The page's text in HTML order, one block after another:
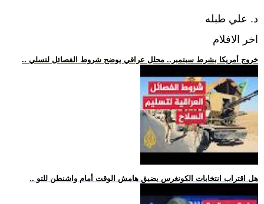
د. علي طبله
اخر الافلام
.. خروج أمريكا بشرط سبتمبر.. محلل عراقي يوضح شروط الفصائل لتسلي
.. هل اقتراب انتخابات الكونغرس يضيق هامش الوقت أمام واشنطن للتو